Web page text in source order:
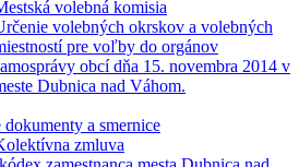
volebná komisia
volebných okrskov a volebných
pre voľby do orgánov
obcí dňa 15. novembra 2014 v
Dubnica nad Váhom.
dokumenty a smernice
zmluva